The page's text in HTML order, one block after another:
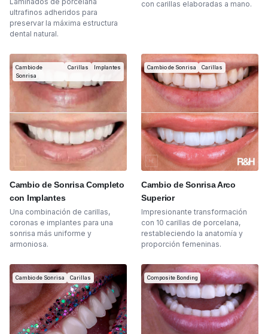
ultrafinos adheridos para
preservar la máxima estructura
dental natural.
con carillas elaboradas a mano.
Cambio de
Sonrisa
Carillas Implantes
Cambio de Sonrisa Completo
con Implantes
Una combinación de carillas,
coronas e implantes para una
sonrisa más uniforme y
armoniosa.
Cambio de Sonrisa Carillas
Cambio de Sonrisa Arco
Superior
Impresionante transformación
con 10 carillas de porcelana,
restableciendo la anatomía y
proporción femeninas.
Cambio de Sonrisa Carillas Composite Bonding